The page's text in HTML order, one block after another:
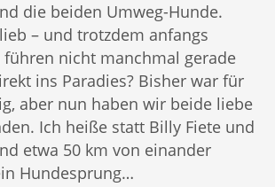
die beiden Umweg-Hunde.
– und trotzdem anfangs
führen nicht manchmal gerade
ins Paradies? Bisher war für
aber nun haben wir beide liebe
Ich heiße statt Billy Fiete und
etwa 50 km von einander
Hundesprung…